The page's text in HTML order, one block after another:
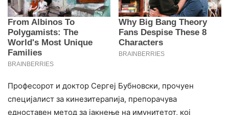
Професорот и доктор Сергеј Бубновски, прочуен
специјалист за кинезитерапија, препорачува
едноставен метод за јакнење на имунитетот, кој